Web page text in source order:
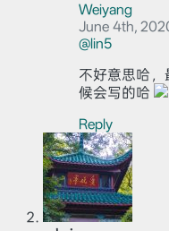
Weiyang
June 4th,
@lin5
不好意思哈
候会写的哈
Reply